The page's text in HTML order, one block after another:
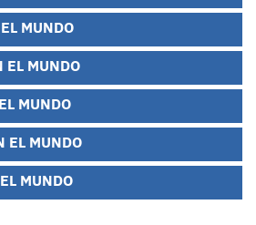
MUNDO
EL MUNDO
MUNDO
EL MUNDO
MUNDO